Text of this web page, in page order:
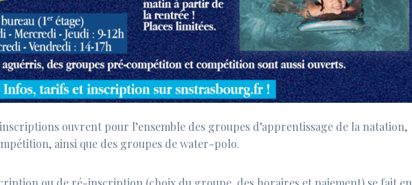
ouvrent pour l’ensemble des groupes d’apprentissage de la natation,
ainsi que des groupes de water-polo.